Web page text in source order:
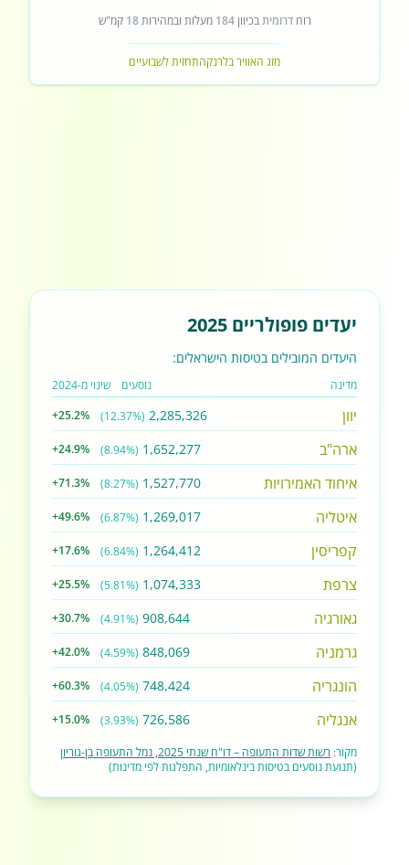
רוחדרומיתבכיוון184 מעלות ובמהירות18 קמ"ש
מזג האוויר בלרנקהתחזית לשבועיים
יעדים פופולריים 2025
היעדים המובילים בטיסות הישראלים:
מדינה נוסעים שינוי מ-2024
יוון 2,285,326
(12.37%)
+25.2%
ארה"ב 1,652,277
(8.94%)
+24.9%
איחוד האמירויות 1,527,770
(8.27%)
+71.3%
איטליה 1,269,017
(6.87%)
+49.6%
קפריסין 1,264,412
(6.84%)
+17.6%
צרפת 1,074,333
(5.81%)
+25.5%
גאורגיה 908,644
(4.91%)
+30.7%
גרמניה 848,069
(4.59%)
+42.0%
הונגריה 748,424
(4.05%)
+60.3%
אנגליה 726,586
(3.93%)
+15.0%
מקור: רשות שדות התעופה – דו"ח שנתי 2025, נמל התעופה בן-גוריון
(תנועת נוסעים בטיסות בינלאומיות, התפלגות לפי מדינות)